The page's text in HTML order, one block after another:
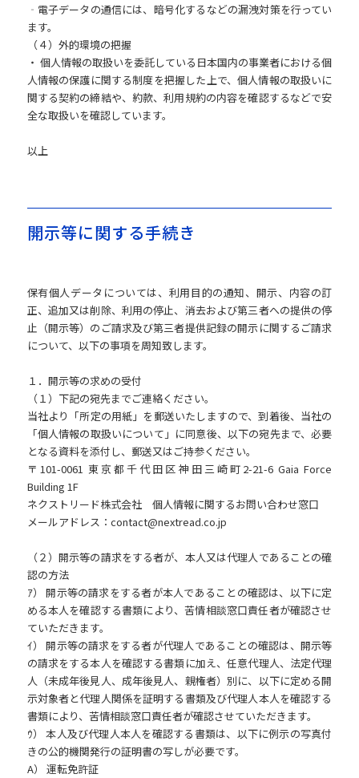
‐電子データの通信には、暗号化するなどの漏洩対策を行ってい
ます。
（４）外的環境の把握
・ 個人情報の取扱いを委託している日本国内の事業者における個
人情報の保護に関する制度を把握した上で、個人情報の取扱いに
関する契約の締結や、約款、利用規約の内容を確認するなどで安
全な取扱いを確認しています。
以上
開示等に関する手続き
保有個人データについては、利用目的の通知、開示、内容の訂
正、追加又は削除、利用の停止、消去および第三者への提供の停
止（開示等）のご請求及び第三者提供記録の開示に関するご請求
について、以下の事項を周知致します。
１．開示等の求めの受付
（１）下記の宛先までご連絡ください。
当社より「所定の用紙」を郵送いたしますので、到着後、当社の
「個人情報の取扱いについて」に同意後、以下の宛先まで、必要
となる資料を添付し、郵送又はご持参ください。
〒101-0061 東京都千代田区神田三崎町2-21-6 Gaia Force
Building 1F
ネクストリード株式会社 個人情報に関するお問い合わせ窓口
メールアドレス：contact@nextread.co.jp
（２）開示等の請求をする者が、本人又は代理人であることの確
認の方法
ｱ） 開示等の請求をする者が本人であることの確認は、以下に定
める本人を確認する書類により、苦情相談窓口責任者が確認させ
ていただきます。
ｲ） 開示等の請求をする者が代理人であることの確認は、開示等
の請求をする本人を確認する書類に加え、任意代理人、法定代理
人（未成年後見人、成年後見人、親権者）別に、以下に定める開
示対象者と代理人関係を証明する書類及び代理人本人を確認する
書類により、苦情相談窓口責任者が確認させていただきます。
ｳ） 本人及び代理人本人を確認する書類は、以下に例示の写真付
きの公的機関発行の証明書の写しが必要です。
A） 運転免許証